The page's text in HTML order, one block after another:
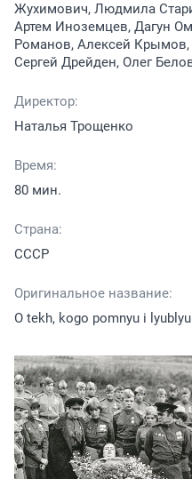
Жухимович, Людмила
Артем Иноземцев, Дагун
Романов, Алексей
Сергей Дрейден, Олег
Директор:
Наталья Трощенко
Время:
80 мин.
Страна:
СССР
Оригинальное название:
O tekh, kogo pomnyu i lyublyu